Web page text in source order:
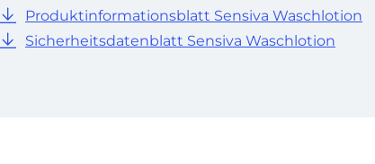
Produktinformationsblatt Sensiva Waschlotion
Sicherheitsdatenblatt Sensiva Waschlotion